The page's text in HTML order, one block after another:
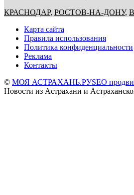
КРАСНОДАР, РОСТОВ-НА-ДОНУ,
Карта сайта
Правила использования
Политика конфиденциальности
Реклама
Контакты
© МОЯ АСТРАХАНЬ.РУSEO
Новости из Астрахани и